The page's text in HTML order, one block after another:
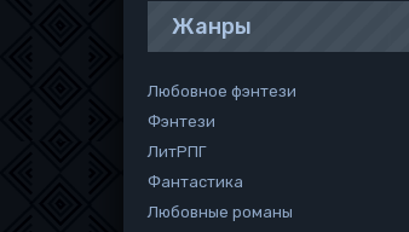
Жанры
Любовное фэнтези
Фэнтези
ЛитРПГ
Фантастика
Любовные романы